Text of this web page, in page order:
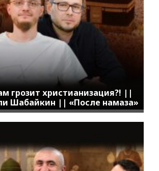
грозит христианизация?! ||
Шабайкин || «После намаза»